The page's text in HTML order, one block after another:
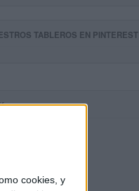
cookies, y
TABLEROS EN PINTEREST